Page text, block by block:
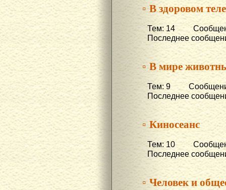
▫ В здоровом
Тем: 14
Последнее
▫ В мире
Тем: 9
Последнее
▫ Киносеанс
Тем: 10
Последнее
▫ Человек и